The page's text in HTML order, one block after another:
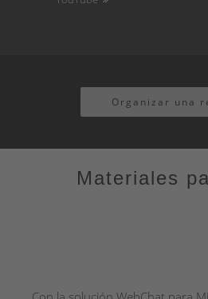
Organizar una
Materiales